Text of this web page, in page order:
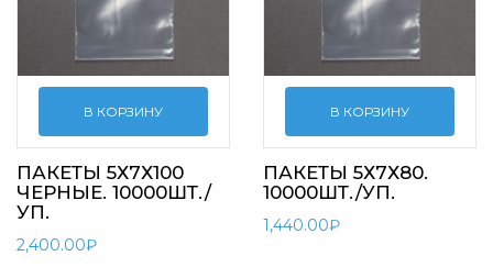
В КОРЗИНУ
ПАКЕТЫ 5Х7Х100
ЧЕРНЫЕ. 10000ШТ./
УП.
2,400.00₽
В КОРЗИНУ
ПАКЕТЫ 5Х7Х80.
10000ШТ./УП.
1,440.00₽